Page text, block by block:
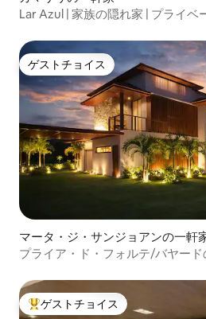
Lar Azul | 家族の隠れ家 | プライベ
ゲストチョイス
ゲストチョイス
マータ・ジ・サンジョアンの一軒
プライア・ド・フォルテ/バヤー
大好評のゲストチョイスです。
ゲストチョイス